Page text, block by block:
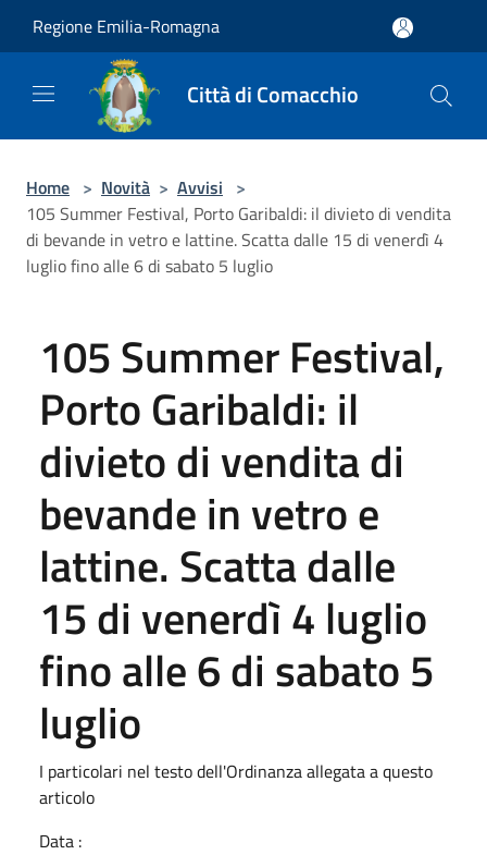
Regione Emilia-Romagna
Città di Comacchio
Home > Novità > Avvisi >
105 Summer Festival, Porto Garibaldi: il divieto di vendita
di bevande in vetro e lattine. Scatta dalle 15 di venerdì 4
luglio fino alle 6 di sabato 5 luglio
105 Summer Festival,
Porto Garibaldi: il
divieto di vendita di
bevande in vetro e
lattine. Scatta dalle
15 di venerdì 4 luglio
fino alle 6 di sabato 5
luglio
I particolari nel testo dell'Ordinanza allegata a questo
articolo
Data :